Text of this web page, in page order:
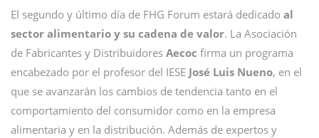
El segundo y último día de FHG Forum estará dedicado al
sector alimentario y su cadena de valor. La Asociación
de Fabricantes y Distribuidores Aecoc firma un programa
encabezado por el profesor del IESE José Luis Nueno, en el
que se avanzarán los cambios de tendencia tanto en el
comportamiento del consumidor como en la empresa
alimentaria y en la distribución. Además de expertos y